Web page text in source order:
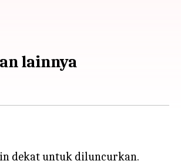
lainnya
dekat untuk diluncurkan.